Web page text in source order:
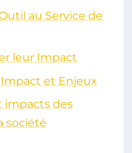
au Service de
leur Impact
et Enjeux
impacts des
société